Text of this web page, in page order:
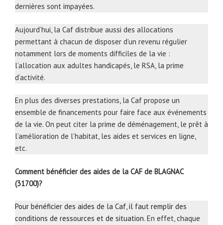
dernières sont impayées.
Aujourd’hui, la Caf distribue aussi des allocations
permettant à chacun de disposer d’un revenu régulier
notamment lors de moments difficiles de la vie :
l’allocation aux adultes handicapés, le RSA, la prime
d’activité.
En plus des diverses prestations, la Caf propose un
ensemble de financements pour faire face aux événements
de la vie. On peut citer la prime de déménagement, le prêt à
l’amélioration de l’habitat, les aides et services en ligne,
etc.
Comment bénéficier des aides de la CAF de BLAGNAC
(31700)?
Pour bénéficier des aides de la Caf, il faut remplir des
conditions de ressources et de situation. En effet, chaque